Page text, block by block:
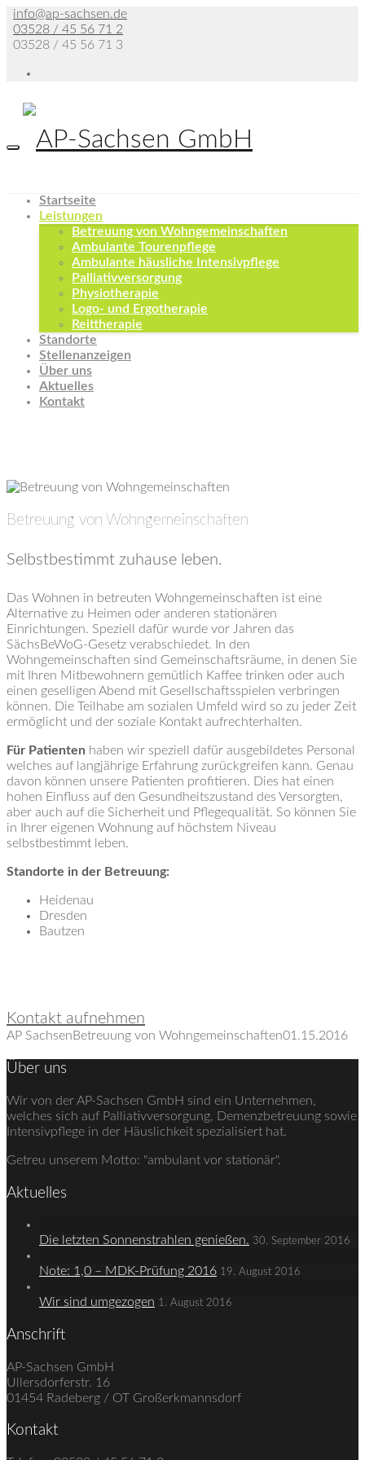
info@ap-sachsen.de
03528 / 45 56 71 2
03528 / 45 56 71 3
Startseite
Leistungen
Betreuung von Wohngemeinschaften
Ambulante Tourenpflege
Ambulante häusliche Intensivpflege
Palliativversorgung
Physiotherapie
Logo- und Ergotherapie
Reittherapie
Standorte
Stellenanzeigen
Über uns
Aktuelles
Kontakt
Betreuung von Wohngemeinschaften
Selbstbestimmt zuhause leben.
Das Wohnen in betreuten Wohngemeinschaften ist eine
Alternative zu Heimen oder anderen stationären
Einrichtungen. Speziell dafür wurde vor Jahren das
SächsBeWoG-Gesetz verabschiedet. In den
Wohngemeinschaften sind Gemeinschaftsräume, in denen Sie
mit Ihren Mitbewohnern gemütlich Kaffee trinken oder auch
einen geselligen Abend mit Gesellschaftsspielen verbringen
können. Die Teilhabe am sozialen Umfeld wird so zu jeder Zeit
ermöglicht und der soziale Kontakt aufrechterhalten.
Für Patienten haben wir speziell dafür ausgebildetes Personal
welches auf langjährige Erfahrung zurückgreifen kann. Genau
davon können unsere Patienten profitieren. Dies hat einen
hohen Einfluss auf den Gesundheitszustand des Versorgten,
aber auch auf die Sicherheit und Pflegequalität. So können Sie
in Ihrer eigenen Wohnung auf höchstem Niveau
selbstbestimmt leben.
Standorte in der Betreuung:
Heidenau
Dresden
Bautzen
Kontakt aufnehmen
AP SachsenBetreuung von Wohngemeinschaften01.15.2016
Über uns
Wir von der AP-Sachsen GmbH sind ein Unternehmen,
welches sich auf Palliativ­versorgung, Demenz­betreuung sowie
Intensiv­pflege in der Häuslichkeit spezialisiert hat.
Getreu unserem Motto: "ambulant vor stationär".
Aktuelles
Die letzten Sonnenstrahlen genießen. 30. September 2016
Note: 1,0 – MDK-Prüfung 2016 19. August 2016
Wir sind umgezogen 1. August 2016
Anschrift
AP-Sachsen GmbH
Ullersdorferstr. 16
01454 Radeberg / OT Großerkmannsdorf
Kontakt